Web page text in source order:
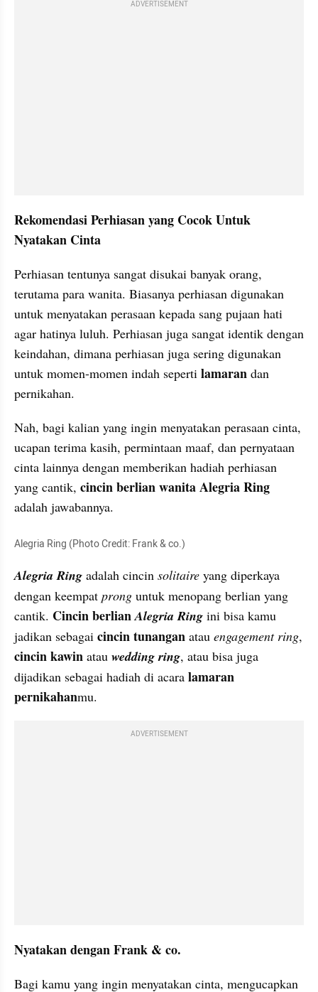
ADVERTISEMENT
Rekomendasi Perhiasan yang Cocok Untuk
Nyatakan Cinta
Perhiasan tentunya sangat disukai banyak orang,
terutama para wanita. Biasanya perhiasan digunakan
untuk menyatakan perasaan kepada sang pujaan hati
agar hatinya luluh. Perhiasan juga sangat identik dengan
keindahan, dimana perhiasan juga sering digunakan
untuk momen-momen indah seperti lamaran dan
pernikahan.
Nah, bagi kalian yang ingin menyatakan perasaan cinta,
ucapan terima kasih, permintaan maaf, dan pernyataan
cinta lainnya dengan memberikan hadiah perhiasan
yang cantik, cincin berlian wanitaAlegria Ring
adalah jawabannya.
Alegria Ring (Photo Credit: Frank & co.)
Alegria Ring adalah cincin solitaire yang diperkaya
dengan keempat prong untuk menopang berlian yang
cantik. Cincin berlian Alegria Ring ini bisa kamu
jadikan sebagai cincin tunangan atau engagement ring
cincin kawin atau wedding ring, atau bisa juga
dijadikan sebagai hadiah di acara lamaran
pernikahanmu.
ADVERTISEMENT
Nyatakan dengan Frank & co.
Bagi kamu yang ingin menyatakan cinta, mengucapkan